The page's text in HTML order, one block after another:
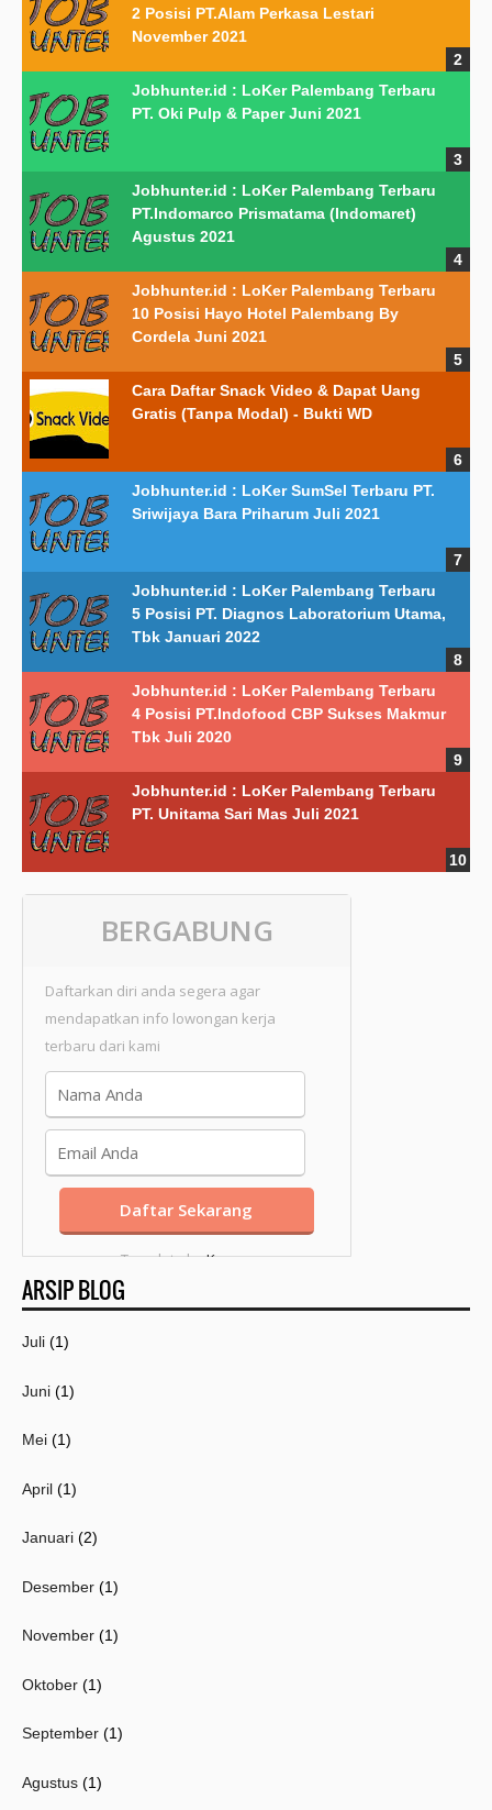
2 Posisi PT.Alam Perkasa Lestari
November 2021
Jobhunter.id : LoKer Palembang Terbaru
PT. Oki Pulp & Paper Juni 2021
Jobhunter.id : LoKer Palembang Terbaru
PT.Indomarco Prismatama (Indomaret)
Agustus 2021
Jobhunter.id : LoKer Palembang Terbaru
10 Posisi Hayo Hotel Palembang By
Cordela Juni 2021
Cara Daftar Snack Video & Dapat Uang
Gratis (Tanpa Modal) - Bukti WD
Jobhunter.id : LoKer SumSel Terbaru PT.
Sriwijaya Bara Priharum Juli 2021
Jobhunter.id : LoKer Palembang Terbaru
5 Posisi PT. Diagnos Laboratorium Utama,
Tbk Januari 2022
Jobhunter.id : LoKer Palembang Terbaru
4 Posisi PT.Indofood CBP Sukses Makmur
Tbk Juli 2020
Jobhunter.id : LoKer Palembang Terbaru
PT. Unitama Sari Mas Juli 2021
BERGABUNG
Daftarkan diri anda segera agar
mendapatkan info lowongan kerja
terbaru dari kami
Template byKang
Mousir
ARSIP BLOG
Juli (1)
Juni (1)
Mei (1)
April (1)
Januari (2)
Desember (1)
November (1)
Oktober (1)
September (1)
Agustus (1)